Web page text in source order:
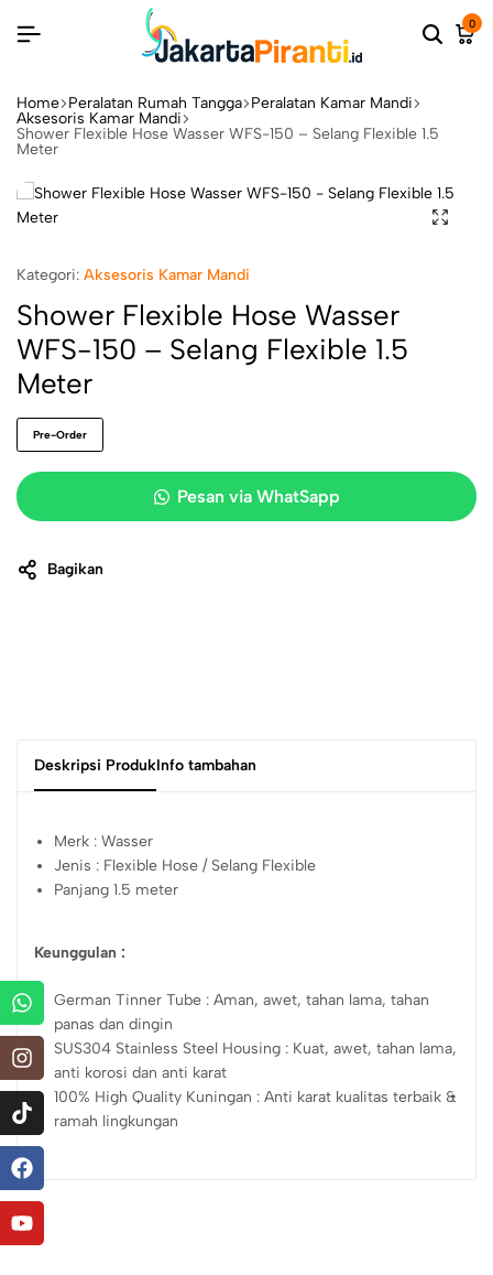
0
Home Peralatan Rumah Tangga Peralatan Kamar Mandi
Aksesoris Kamar Mandi
Shower Flexible Hose Wasser WFS-150 – Selang Flexible 1.5
Meter
Kategori: Aksesoris Kamar Mandi
Shower Flexible Hose Wasser
WFS-150 – Selang Flexible 1.5
Meter
Pre-Order
Pesan via WhatSapp
Bagikan
Deskripsi ProdukInfo tambahan
Merk : Wasser
Jenis : Flexible Hose / Selang Flexible
Panjang 1.5 meter
Keunggulan :
German Tinner Tube : Aman, awet, tahan lama, tahan
panas dan dingin
SUS304 Stainless Steel Housing : Kuat, awet, tahan lama,
anti korosi dan anti karat
100% High Quality Kuningan : Anti karat kualitas terbaik &
ramah lingkungan